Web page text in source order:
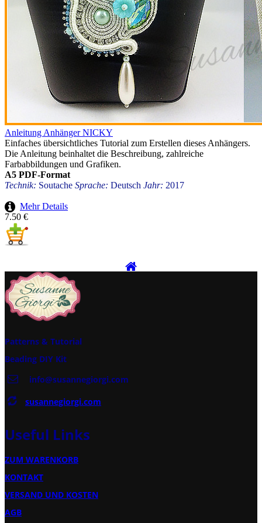
Anleitung Anhänger NICKY
Einfaches übersichtliches Tutorial zum Erstellen dieses Anhängers.
Die Anleitung beinhaltet die Beschreibung, zahlreiche
Farbabbildungen und Grafiken.
A5 PDF-Format
Technik: Soutache Sprache: Deutsch Jahr: 2017
Mehr Details
7.50 €
Patterns & Tutorial
Beading DIY Kit
info@susannegiorgi.com
susannegiorgi.com
Useful Links
ZUM WARENKORB
KONTAKT
VERSAND UND KOSTEN
AGB